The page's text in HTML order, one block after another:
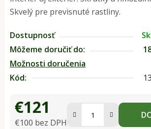
Skvelý pre previsnuté rastliny.
Dostupnosť
Môžeme doručiť do:
Možnosti doručenia
Kód:
€121
€100 bez DPH